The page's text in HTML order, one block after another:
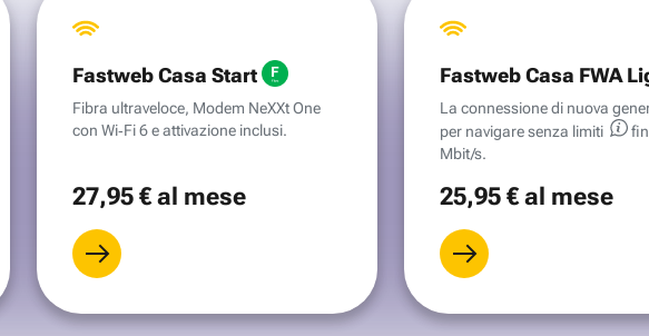
Fastweb Casa Start
Fibra ultraveloce, Modem NeXXt One
con Wi‑Fi 6 e attivazione inclusi.
27,95 €al mese
Fastweb Casa FWA
La connessione di nuova
per navigare senza limiti
Mbit/s.
25,95 €al mese